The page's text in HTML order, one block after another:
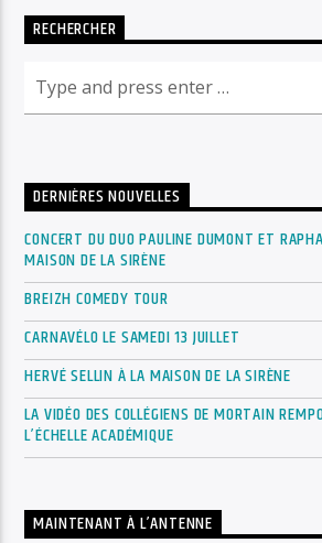
RECHERCHER
DERNIÈRES NOUVELLES
CONCERT DU DUO PAULINE DUMONT ET
MAISON DE LA SIRÈNE
BREIZH COMEDY TOUR
CARNAVÉLO LE SAMEDI 13 JUILLET
HERVÉ SELLIN À LA MAISON DE LA SIRÈNE
LA VIDÉO DES COLLÉGIENS DE MORTAIN
L’ÉCHELLE ACADÉMIQUE
MAINTENANT À L’ANTENNE